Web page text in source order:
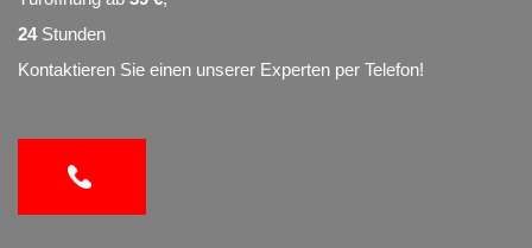
24Stunden
Kontaktieren Sie einen unserer Experten per Telefon!